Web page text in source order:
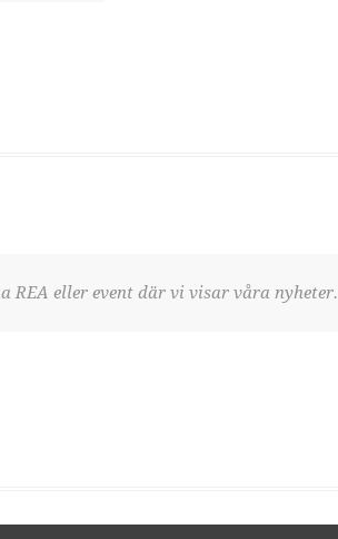
REA eller event där vi visar våra nyheter.